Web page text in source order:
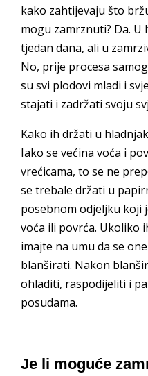
kako zahtijevaju što
mogu zamrznuti? Da.
tjedan dana, ali u
No, prije procesa
su svi plodovi mladi i
stajati i zadržati svoju
Kako ih držati u
Iako se većina voća i
vrećicama, to se ne
se trebale držati u
posebnom odjeljku koji
voća ili povrća. Ukoliko
imajte na umu da se
blanširati. Nakon
ohladiti, raspodijeliti i
posudama.
Je li moguće